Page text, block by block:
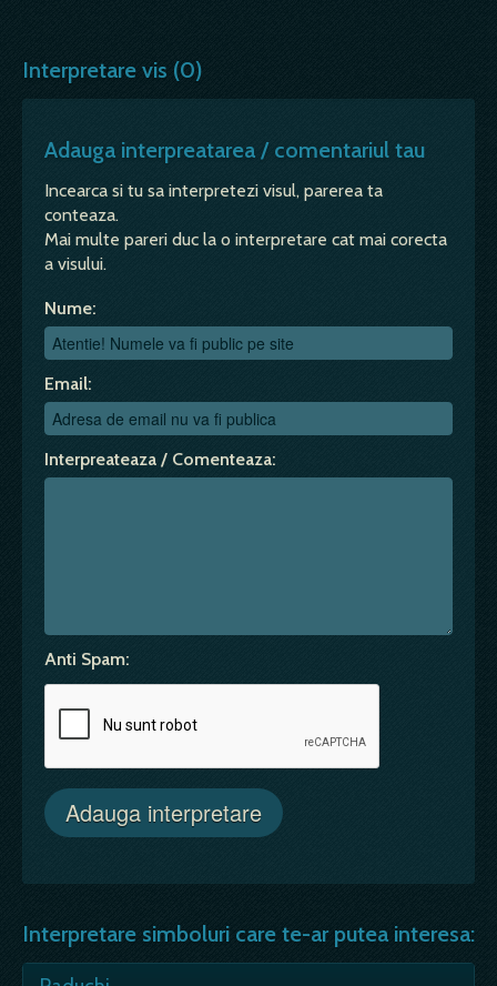
Interpretare vis (0)
Adauga interpreatarea / comentariul tau
Incearca si tu sa interpretezi visul, parerea ta
conteaza.
Mai multe pareri duc la o interpretare cat mai corecta
a visului.
Nume:
Email:
Interpreateaza / Comenteaza:
Anti Spam:
Interpretare simboluri care te-ar putea interesa: